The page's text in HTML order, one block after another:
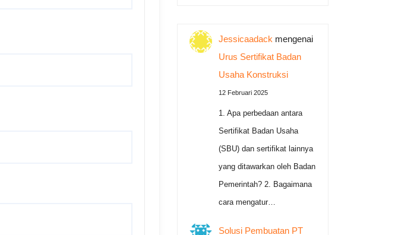
Jessicaadack mengenai
Urus Sertifikat Badan
Usaha Konstruksi
12 Februari 2025
1. Apa perbedaan antara
Sertifikat Badan Usaha
(SBU) dan sertifikat lainnya
yang ditawarkan oleh Badan
Pemerintah? 2. Bagaimana
cara mengatur…
Solusi Pembuatan PT